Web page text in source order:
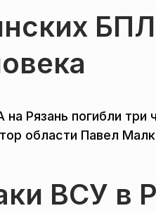
на Рязань погибли
области Павел
ВСУ в